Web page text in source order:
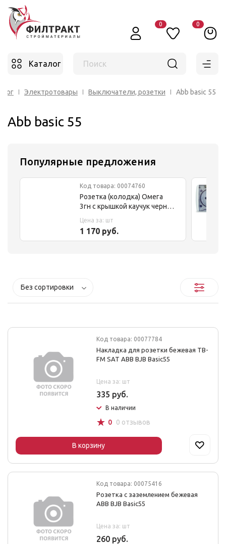
0 0
Каталог Поиск
Электротовары Выключатели, розетки Abb basic 55
Abb basic 55
Популярные предложения
Код товара: 00074760
Розетка (колодка) Омега
3гн с крышкой каучук черная
Цена за: шт
1 170 руб.
Без сортировки
Код товара: 00077784
Накладка для розетки бежевая ТВ-
FM SAT ABB BJB Basic55
Цена за: шт
335 руб.
В наличии
☆ 0 0 отзывов
В корзину
Код товара: 00075416
Розетка с заземлением бежевая
ABB BJB Basic55
Цена за: шт
260 руб.